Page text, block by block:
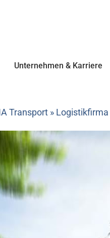
Unternehmen & Karriere
Transport »